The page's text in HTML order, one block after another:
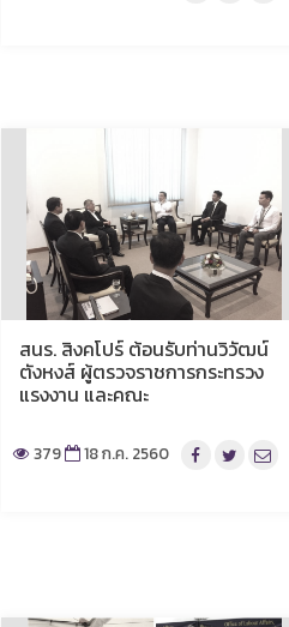
สนร. สิงคโปร์ ต้อนรับท่านวิวัฒน์
ตังหงส์ ผู้ตรวจราชการกระทรวง
แรงงาน และคณะ
379 18 ก.ค. 2560